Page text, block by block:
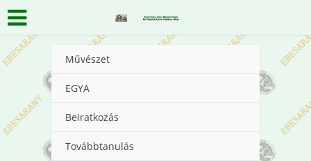
Művészet
EGYA
Beiratkozás
Továbbtanulás